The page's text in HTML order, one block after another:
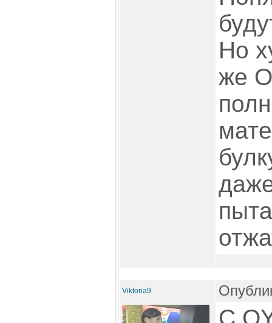
Но
же
Viktoria9